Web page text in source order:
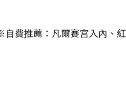
費推薦：凡爾賽宮入內、